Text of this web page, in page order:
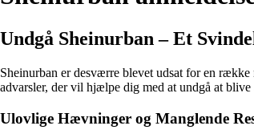
Undgå Sheinurban – Et
Sheinurban er desværre blevet udsat for en række
advarsler, der vil hjælpe dig med at undgå at
Ulovlige Hævninger og Manglende